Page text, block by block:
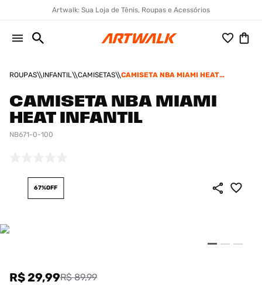
Artwalk: Sua Loja de Tênis, Roupas e Acessórios
ROUPAS INFANTIL CAMISETAS
CAMISETA NBA MIAMI HEAT
CAMISETA NBA MIAMI
HEAT INFANTIL
NB671-0-100
67%OFF
R$ 29,99R$ 89,99